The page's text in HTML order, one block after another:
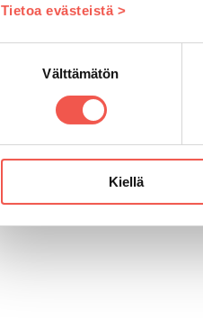
Tietoa evästeistä >
Välttämätön
Kiellä